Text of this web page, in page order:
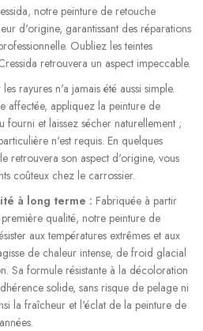
notre peinture de retouche
d'origine, garantissant des réparations
Oubliez les teintes
retrouvera un aspect impeccable.
les rayures n'a jamais été aussi simple.
affectée, appliquez la peinture de
fourni et laissez sécher naturellement ;
n'est requis. En quelques
retrouvera son aspect d'origine, vous
coûteux chez le carrossier.
à long terme : Fabriquée à partir
qualité, notre peinture de
aux températures extrêmes et aux
de chaleur intense, de froid glacial
Sa formule résistante à la décoloration
solide, sans risque de pelage ni
la fraîcheur et l'éclat de la peinture de